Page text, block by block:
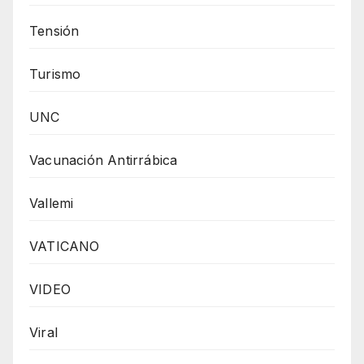
Tensión
Turismo
UNC
Vacunación Antirrábica
Vallemi
VATICANO
VIDEO
Viral